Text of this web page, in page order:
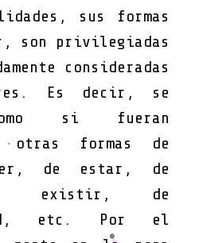
sus formas
son privilegiadas
consideradas
Es decir, se
si fueran
otras formas de
de estar, de
existir, de
etc. Por el